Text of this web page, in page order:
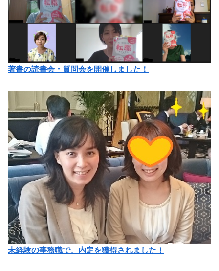
著書の読書会・質問会を開催しました！
未経験の事務職で、内定を獲得されました！